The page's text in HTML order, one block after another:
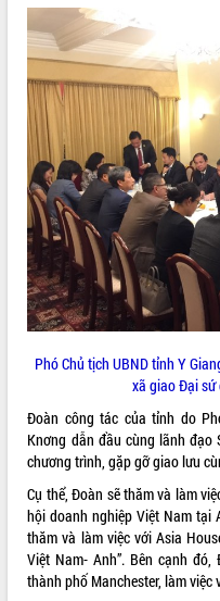
HỆ THỐNG VĂN BẢN
VĂN BẢN HĐND TỈNH
ĐIỂM TIN VĂN BẢN
QUY HOẠCH - KẾ HOẠCH
Phó Chủ tịch UBND tỉnh Y
xã giao Đại sứ
Đoàn công tác của tỉnh do
Knơng dẫn đầu cùng lãnh
chương trình, gặp gỡ giao lưu
Cụ thể, Đoàn sẽ thăm và làm
hội doanh nghiệp Việt Nam tại
thăm và làm việc với Asia
Việt Nam- Anh”. Bên cạnh
thành phố Manchester, làm